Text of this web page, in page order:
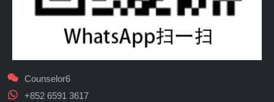
Counselor6
+852 6591 3617